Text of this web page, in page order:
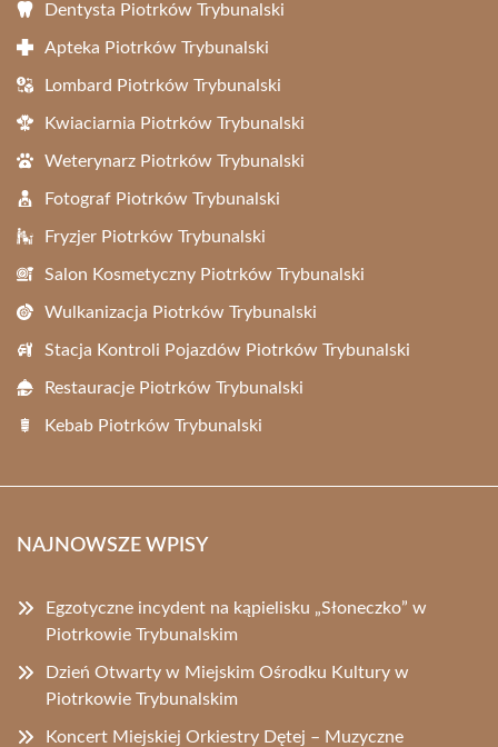
Dentysta Piotrków Trybunalski
Apteka Piotrków Trybunalski
Lombard Piotrków Trybunalski
Kwiaciarnia Piotrków Trybunalski
Weterynarz Piotrków Trybunalski
Fotograf Piotrków Trybunalski
Fryzjer Piotrków Trybunalski
Salon Kosmetyczny Piotrków Trybunalski
Wulkanizacja Piotrków Trybunalski
Stacja Kontroli Pojazdów Piotrków Trybunalski
Restauracje Piotrków Trybunalski
Kebab Piotrków Trybunalski
NAJNOWSZE WPISY
Egzotyczne incydent na kąpielisku „Słoneczko” w
Piotrkowie Trybunalskim
Dzień Otwarty w Miejskim Ośrodku Kultury w
Piotrkowie Trybunalskim
Koncert Miejskiej Orkiestry Dętej – Muzyczne